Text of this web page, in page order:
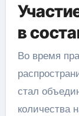
в
Во время
стал
количества